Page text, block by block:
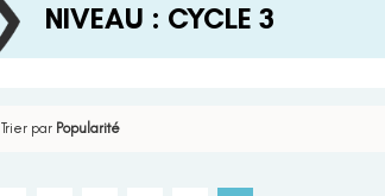
NIVEAU : CYCLE 3
Trier par Popularité